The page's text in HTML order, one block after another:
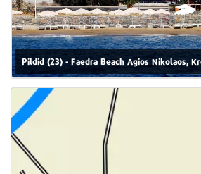
Pildid (23) - Faedra Beach Agios Nikolaos,